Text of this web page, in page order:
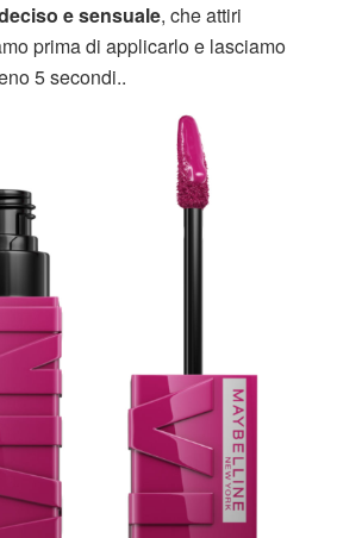
e sensuale, che attiri
prima di applicarlo e lasciamo
5 secondi..